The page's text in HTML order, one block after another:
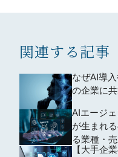
関連する記事
なぜAI導
の企業に
AIエージ
が生まれ
る業種・
【大手企